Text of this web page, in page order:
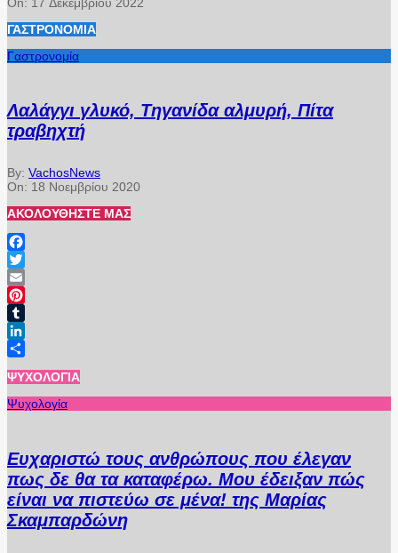
ΓΑΣΤΡΟΝΟΜΊΑ
Γαστρονομία
Λαλάγγι γλυκό, Τηγανίδα αλμυρή, Πίτα
τραβηχτή
By: VachosNews
On: 18 Νοεμβρίου 2020
ΑΚΟΛΟΥΘΉΣΤΕ ΜΑΣ
Facebook
Twitter
Email
Pinterest
Tumblr
LinkedIn
ΨΥΧΟΛΟΓΊΑ
Ψυχολογία
Ευχαριστώ τους ανθρώπους που έλεγαν
πως δε θα τα καταφέρω. Μου έδειξαν πώς
είναι να πιστεύω σε μένα! της Μαρίας
Σκαμπαρδώνη